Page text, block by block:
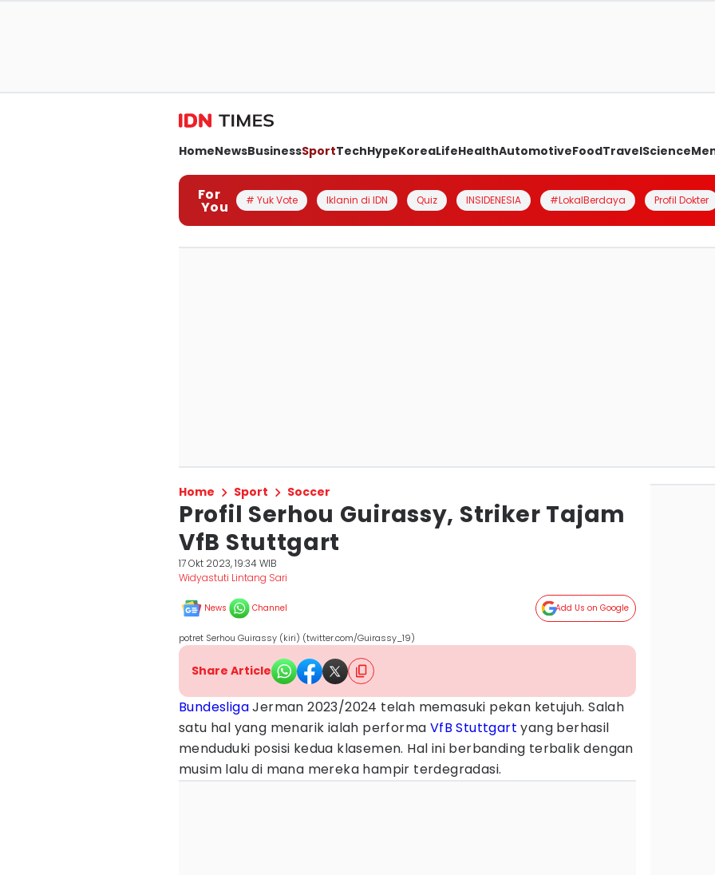
HomeNewsBusinessSportTechHypeKoreaLifeHealthAutomotiveFoodTravelScience
For
You # Yuk Vote Iklanin di IDN Quiz INSIDENESIA #LokalBerdaya Profil Dokter
Home Sport Soccer
Profil Serhou Guirassy, Striker Tajam
VfB Stuttgart
17 Okt 2023, 19:34 WIB
Widyastuti Lintang Sari
News Channel Add Us on Google
potret Serhou Guirassy (kiri) (twitter.com/Guirassy_19)
Share Article
BundesligaJerman 2023/2024 telah memasuki pekan ketujuh. Salah
satu hal yang menarik ialah performa VfB Stuttgart yang berhasil
menduduki posisi kedua klasemen. Hal ini berbanding terbalik dengan
musim lalu di mana mereka hampir terdegradasi.